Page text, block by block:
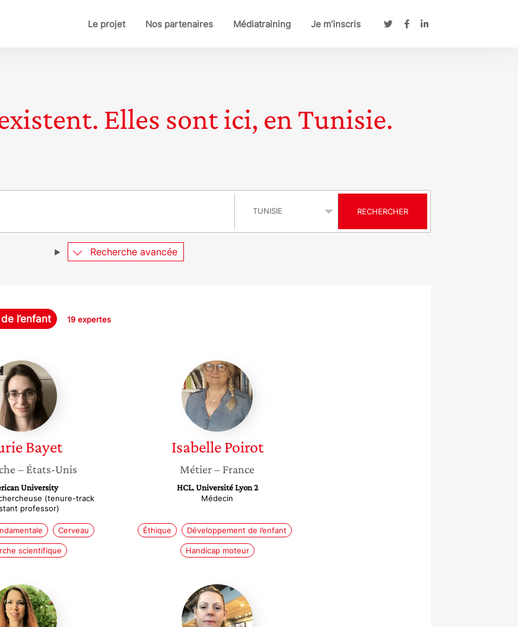
Le projet Nos partenaires Médiatraining Je m’inscris
Elles sont ici, en Tunisie.
RECHERCHER
Recherche avancée
l’enfant 19 expertes
Laurie
Bayet
Bayet
– États-Unis
University
(tenure-track
professor)
Cerveau
scientifique
Isabelle
Poirot
Isabelle Poirot
Métier– France
HCL. Université Lyon 2
Médecin
Éthique Développement de l’enfant
Handicap moteur
Estelle
Ledon
Katia
Saby